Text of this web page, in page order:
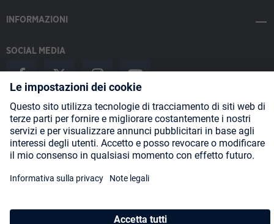
INFORMAZIONI
SOCIAL MEDIA
Payment Methods
Shipping
About us Blog Partners